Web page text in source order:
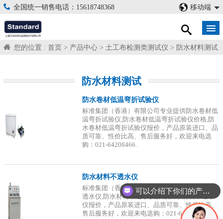
全国统一销售电话：15618748368 移动端
您的位置 : 首页 > 产品中心 > 土工布检测类测试仪 > 防水材料测试
防水材料测试
防水卷材低温弯折试验仪
标准集团（香港）有限公司专业提供防水卷材低
温弯折试验仪,防水卷材低温弯折试验仪价格,防
水卷材低温弯折试验仪报价，产品原装进口、品
质可靠、性价比高、售后服务好，欢迎来电选
购：021-64208466.
防水材料不透水仪
标准集团（香港）有限公司专业提供防水材料不
透水仪,防水材料不透水仪价格,防水材料不透水
仪报价，产品原装进口、品质可靠、性价比高、
售后服务好，欢迎来电选购：021-64208466.
可以介绍下你们的产品么？